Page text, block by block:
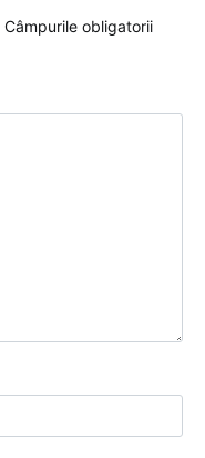
Câmpurile obligatorii